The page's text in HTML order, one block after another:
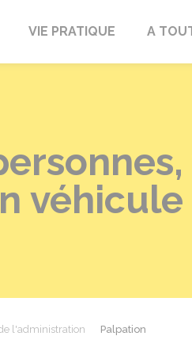
VIE PRATIQUE A
véhicule
l'administration
Palpation